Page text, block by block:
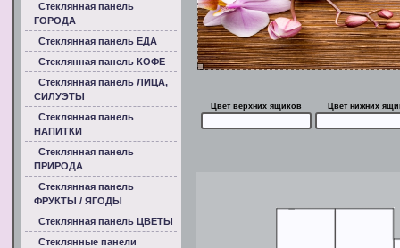
Цвет верхних ящиков Цвет нижних
Стеклянная панель
ГОРОДА
Стеклянная панель ЕДА
Стеклянная панель КОФЕ
Стеклянная панель ЛИЦА,
СИЛУЭТЫ
Стеклянная панель
НАПИТКИ
Стеклянная панель
ПРИРОДА
Стеклянная панель
ФРУКТЫ / ЯГОДЫ
Стеклянная панель ЦВЕТЫ
Стеклянные панели